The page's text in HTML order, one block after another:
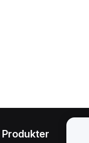
Produkter